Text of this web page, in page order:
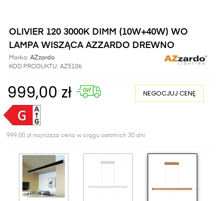
OLIVIER 120 3000K DIMM (10W+40W) WO
LAMPA WISZĄCA AZZARDO DREWNO
Marka: AZzardo
KOD PRODUKTU: AZ5106
999,00 zł NEGOCJUJ CENĘ
999,00 zł najniższa cena w ciągu ostatnich 30 dni